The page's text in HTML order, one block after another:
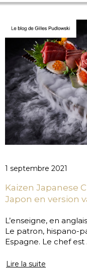
1 septembre 2021
Kaizen Japanese
Japon en version
L’enseigne, en
Le patron, hispano-
Espagne. Le chef est
Lire la suite